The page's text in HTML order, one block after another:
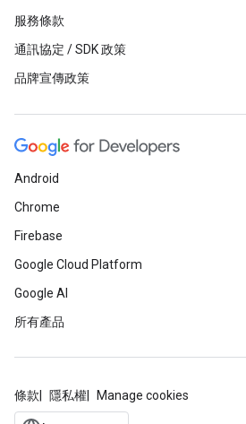
服務條款
通訊協定 / SDK 政策
品牌宣傳政策
Android
Chrome
Firebase
Google Cloud Platform
Google AI
所有產品
條款 隱私權 Manage cookies